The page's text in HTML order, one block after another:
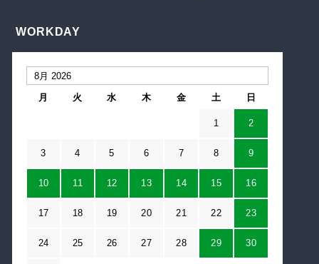
WORKDAY
月 火 水 木 金 土 日
1 2
3 4 5 6 7 8 9
10 11 12 13 14 15 16
17 18 19 20 21 22 23
24 25 26 27 28 29 30